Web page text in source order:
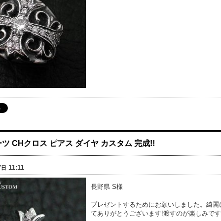
CHクロス ピアス ダイヤ カスタム 完成!!
日 11:11
長野県 S様
プレゼントするためにお願いしました。綺
てありがとうございます!渡すのが楽しみで